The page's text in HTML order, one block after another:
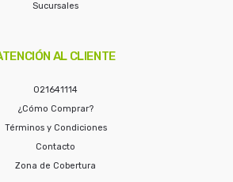
Sucursales
AL CLIENTE
021641114
¿Cómo Comprar?
Términos y Condiciones
Contacto
Zona de Cobertura